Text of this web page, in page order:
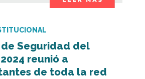
Seguridad del
reunió a
de toda la red